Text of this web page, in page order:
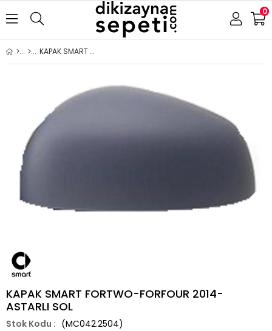
0
KAPAK SMART FORTWO-FORFOUR 2014- ASTARLI SOL
KAPAK SMART FORTWO-FORFOUR 2014-
ASTARLI SOL
(MC042.2504)